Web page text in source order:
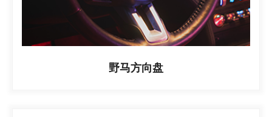
野马方向盘